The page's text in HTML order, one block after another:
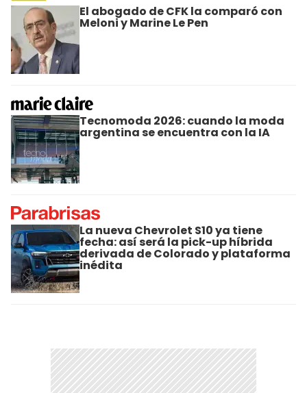
El abogado de CFK la comparó con
Meloni y Marine Le Pen
Tecnomoda 2026: cuando la moda
argentina se encuentra con la IA
La nueva Chevrolet S10 ya tiene
fecha: así será la pick-up híbrida
derivada de Colorado y plataforma
inédita